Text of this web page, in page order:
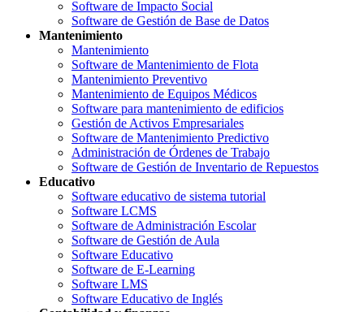
Software de Impacto Social
Software de Gestión de Base de Datos
Mantenimiento
Mantenimiento
Software de Mantenimiento de Flota
Mantenimiento Preventivo
Mantenimiento de Equipos Médicos
Software para mantenimiento de edificios
Gestión de Activos Empresariales
Software de Mantenimiento Predictivo
Administración de Órdenes de Trabajo
Software de Gestión de Inventario de Repuestos
Educativo
Software educativo de sistema tutorial
Software LCMS
Software de Administración Escolar
Software de Gestión de Aula
Software Educativo
Software de E-Learning
Software LMS
Software Educativo de Inglés